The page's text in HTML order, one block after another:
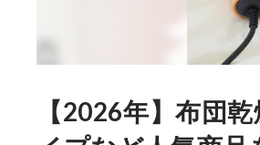
【2026年】布団